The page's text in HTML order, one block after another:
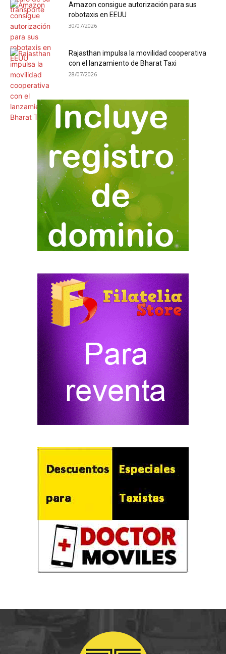
Amazon consigue autorización para sus
robotaxis en EEUU
30/07/2026
Rajasthan impulsa la movilidad cooperativa
con el lanzamiento de Bharat Taxi
28/07/2026